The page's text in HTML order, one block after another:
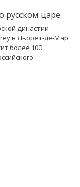
русском царе
династии
в Льорет-де-Мар
более 100